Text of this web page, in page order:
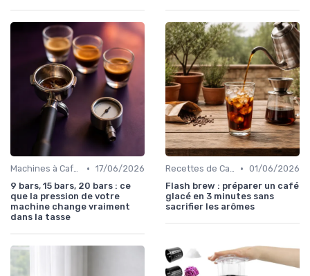
Machines à Café et Accessoires • 17/06/2026
9 bars, 15 bars, 20 bars : ce
que la pression de votre
machine change vraiment
dans la tasse
Recettes de Café Maison • 01/06/2026
Flash brew : préparer un café
glacé en 3 minutes sans
sacrifier les arômes